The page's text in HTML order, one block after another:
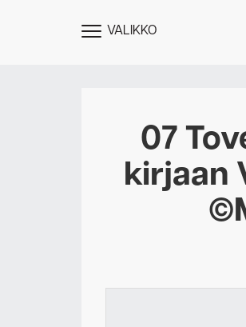
NÄYTÄVALIKKO
07
kirjaan